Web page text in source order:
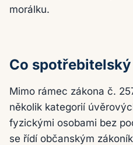
morálku.
Co
Mimo rámec zákona č.
několik kategorií
fyzickými osobami bez
se řídí občanským